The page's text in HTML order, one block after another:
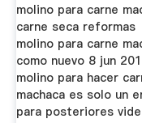
molino para carne
carne seca reformas
molino para carne
como nuevo 8 jun
molino para hacer
machaca es solo un
para posteriores